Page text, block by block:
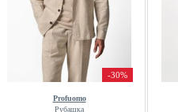
-30%
Profuomo
Рубашка